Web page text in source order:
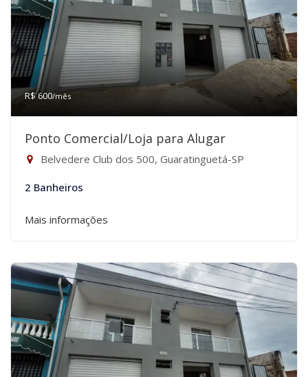
R$ 600/mês
Ponto Comercial/Loja para Alugar
Belvedere Club dos 500, Guaratinguetá-SP
2 Banheiros
Mais informações